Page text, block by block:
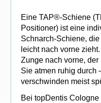
Eine TAP®-Schiene
Positioner) ist eine
Schnarch-Schiene,
leicht nach vorne
Zunge nach vorne,
Sie atmen ruhig durch
verschwinden meist
Bei topDentis